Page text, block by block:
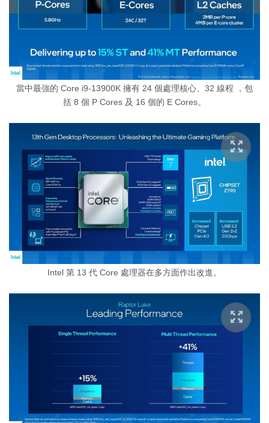
當中最強的 Core i9-13900K 擁有 24 個處理核心、32 線程 ，包
括 8 個 P Cores 及 16 個的 E Cores。
Intel 第 13 代 Core 處理器在多方面作出改進。